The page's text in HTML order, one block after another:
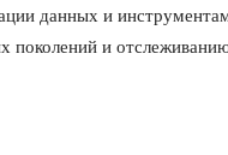
данных и
поколений и